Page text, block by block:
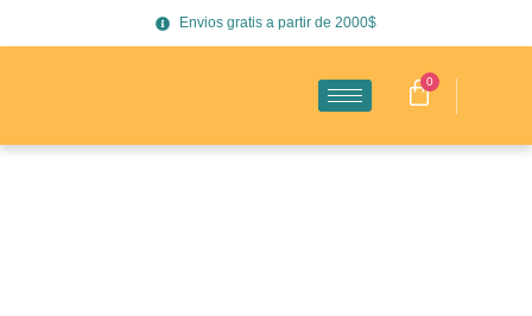
Envios gratis a partir de 2000$
0